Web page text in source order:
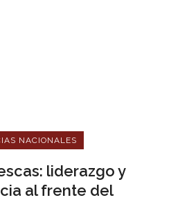
NACIONALES
liderazgo y
al frente del